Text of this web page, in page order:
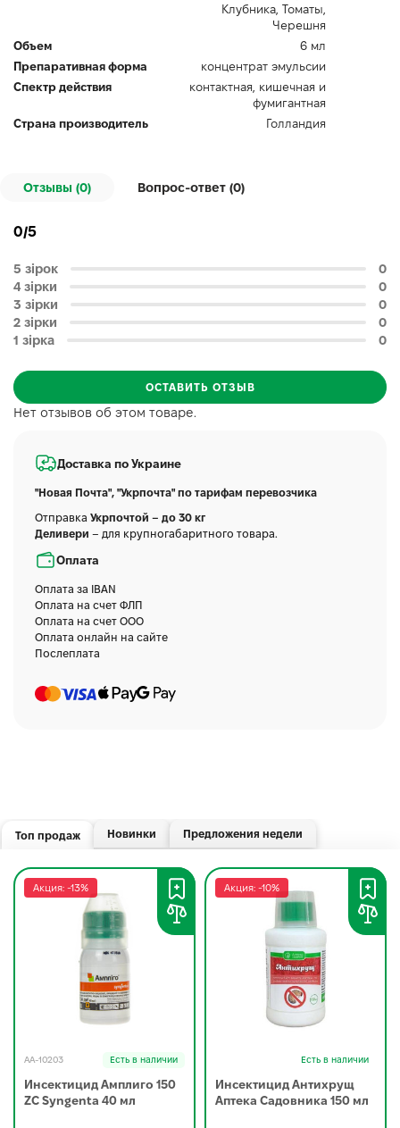
Клубника, Томаты,
Черешня
Объем
6 мл
Препаративная форма
концентрат эмульсии
Спектр действия
контактная, кишечная и
фумигантная
Страна производитель
Голландия
Отзывы (0) Вопрос-ответ (0)
Нет отзывов об этом товаре.
0/5
5 зірок
0
4 зірки
0
3 зірки
0
2 зірки
0
1 зірка
0
ОСТАВИТЬ ОТЗЫВ
Доставка по Украине
"Новая Почта", "Укрпочта" по тарифам перевозчика
Отправка Укрпочтой – до 30 кг
Деливери – для крупногабаритного товара.
Оплата
Оплата за IBAN
Оплата на счет ФЛП
Оплата на счет ООО
Оплата онлайн на сайте
Послеплата
Топ продаж Новинки Предложения недели
Акция: -13%
AA-10203 Есть в наличии
Инсектицид Амплиго 150
ZC Syngenta 40 мл
Акция: -10%
Есть в наличии
Инсектицид Антихрущ
Аптека Садовника 150 мл